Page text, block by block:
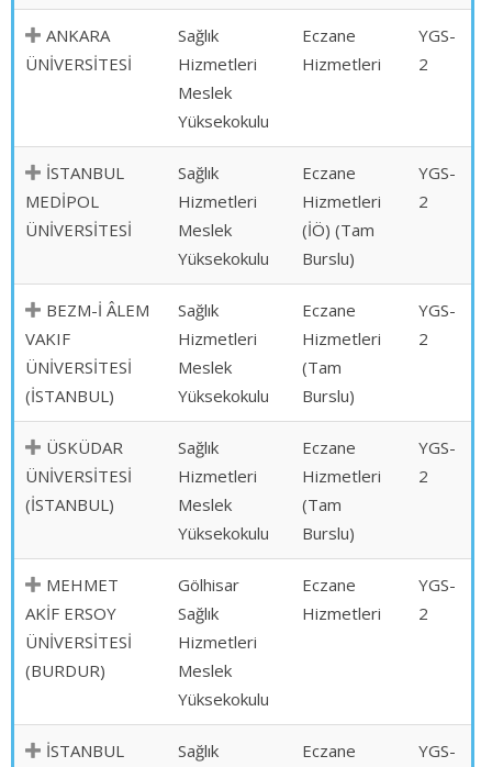
ANKARA
ÜNİVERSİTESİ
Sağlık
Hizmetleri
Meslek
Yüksekokulu
Eczane
Hizmetleri
YGS-
2
İSTANBUL
MEDİPOL
ÜNİVERSİTESİ
Sağlık
Hizmetleri
Meslek
Yüksekokulu
Eczane
Hizmetleri
(İÖ) (Tam
Burslu)
YGS-
2
BEZM-İ ÂLEM
VAKIF
ÜNİVERSİTESİ
(İSTANBUL)
Sağlık
Hizmetleri
Meslek
Yüksekokulu
Eczane
Hizmetleri
(Tam
Burslu)
YGS-
2
ÜSKÜDAR
ÜNİVERSİTESİ
(İSTANBUL)
Sağlık
Hizmetleri
Meslek
Yüksekokulu
Eczane
Hizmetleri
(Tam
Burslu)
YGS-
2
MEHMET
AKİF ERSOY
ÜNİVERSİTESİ
(BURDUR)
Gölhisar
Sağlık
Hizmetleri
Meslek
Yüksekokulu
Eczane
Hizmetleri
YGS-
2
İSTANBUL
Sağlık
Eczane
YGS-